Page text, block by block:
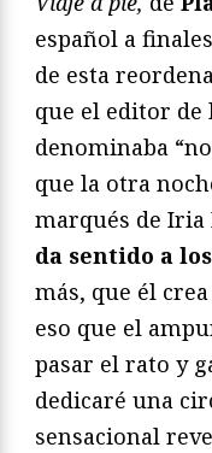
español a
de esta
que el editor
denominaba
que la otra
marqués de Iria
da sentido a
más, que él
eso que el
pasar el rato y
dedicaré una
sensacional